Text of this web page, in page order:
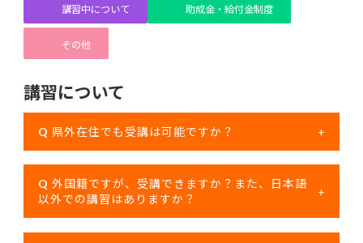
講習中について 助成金・給付金制度
その他
講習について
Q 県外在住でも受講は可能ですか？ +
Q 外国籍ですが、受講できますか？また、日本語
以外での講習はありますか？
+